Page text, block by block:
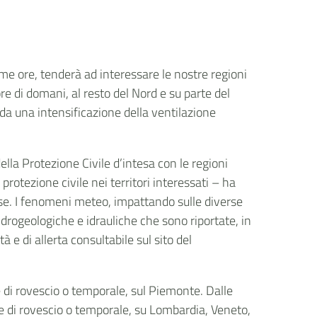
ore, tenderà ad interessare le nostre regioni
di domani, al resto del Nord e su parte del
una intensificazione della ventilazione
Protezione Civile d’intesa con le regioni
civile nei territori interessati – ha
I fenomeni meteo, impattando sulle diverse
e idrauliche che sono riportate, in
e di allerta consultabile sul sito del
rovescio o temporale, sul Piemonte. Dalle
rovescio o temporale, su Lombardia, Veneto,